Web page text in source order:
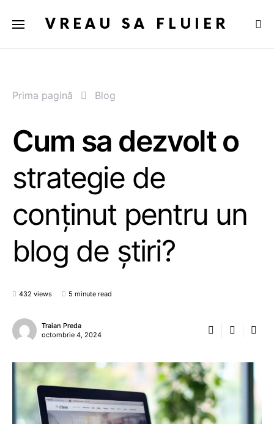
VREAU SA FLUIER
Prima pagină Blog
Cum sa dezvolt o
strategie de
conținut pentru un
blog de știri?
432 views 5 minute read
Traian Preda
octombrie 4, 2024